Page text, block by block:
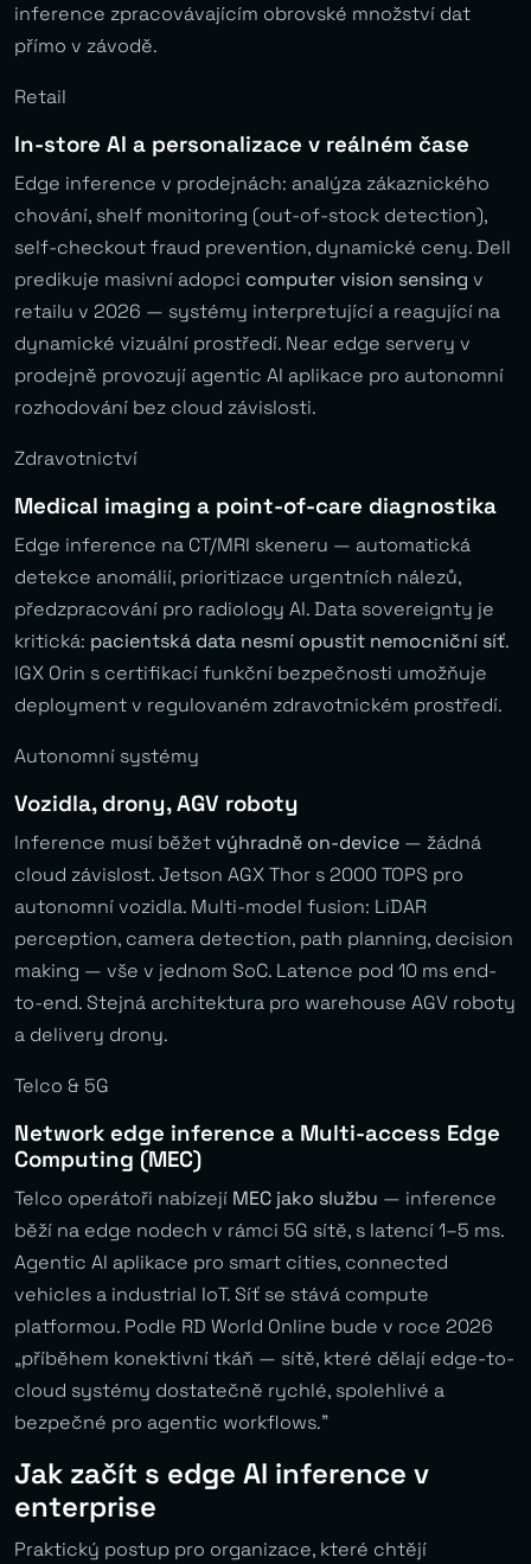
inference zpracovávajícím obrovské množství dat
přímo v závodě.
Retail
In-store AI a personalizace v reálném čase
Edge inference v prodejnách: analýza zákaznického
chování, shelf monitoring (out-of-stock detection),
self-checkout fraud prevention, dynamické ceny. Dell
predikuje masivní adopci computer vision sensing v
retailu v 2026 — systémy interpretující a reagující na
dynamické vizuální prostředí. Near edge servery v
prodejně provozují agentic AI aplikace pro autonomní
rozhodování bez cloud závislosti.
Zdravotnictví
Medical imaging a point-of-care diagnostika
Edge inference na CT/MRI skeneru — automatická
detekce anomálií, prioritizace urgentních nálezů,
předzpracování pro radiology AI. Data sovereignty je
kritická: pacientská data nesmí opustit nemocniční síť.
IGX Orin s certifikací funkční bezpečnosti umožňuje
deployment v regulovaném zdravotnickém prostředí.
Autonomní systémy
Vozidla, drony, AGV roboty
Inference musí běžetvýhradně on-device — žádná
cloud závislost. Jetson AGX Thor s 2000 TOPS pro
autonomní vozidla. Multi-model fusion: LiDAR
perception, camera detection, path planning, decision
making — vše v jednom SoC. Latence pod 10 ms end-
to-end. Stejná architektura pro warehouse AGV roboty
a delivery drony.
Telco & 5G
Network edge inference a Multi-access Edge
Computing (MEC)
Telco operátoři nabízejí MEC jako službu — inference
běží na edge nodech v rámci 5G sítě, s latencí 1–5 ms.
Agentic AI aplikace pro smart cities, connected
vehicles a industrial IoT. Síť se stává compute
platformou. Podle RD World Online bude v roce 2026
„příběhem konektivní tkáň — sítě, které dělají edge-to-
cloud systémy dostatečně rychlé, spolehlivé a
bezpečné pro agentic workflows.”
Jak začít s edge AI inference v
enterprise
Praktický postup pro organizace, které chtějí